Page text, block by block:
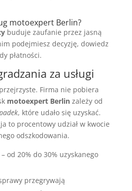
motoexpert Berlin?
buduje zaufanie przez jasną
podejmiesz decyzję, dowiedz
płatności.
za usługi
Firma nie pobiera
motoexpert Berlinzależy od
, które udało się uzyskać.
to procentowy udział w kwocie
odszkodowania.
od 20% do 30% uzyskanego
przegrywają